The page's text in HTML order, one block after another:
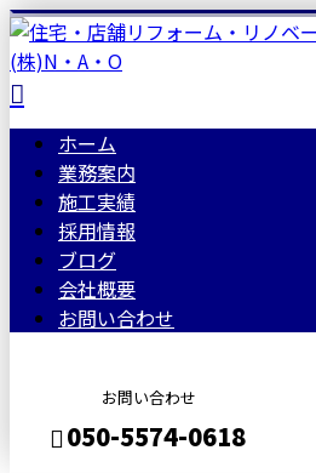
ホーム
業務案内
施工実績
採用情報
ブログ
会社概要
お問い合わせ
お問い合わせ
050-5574-0618